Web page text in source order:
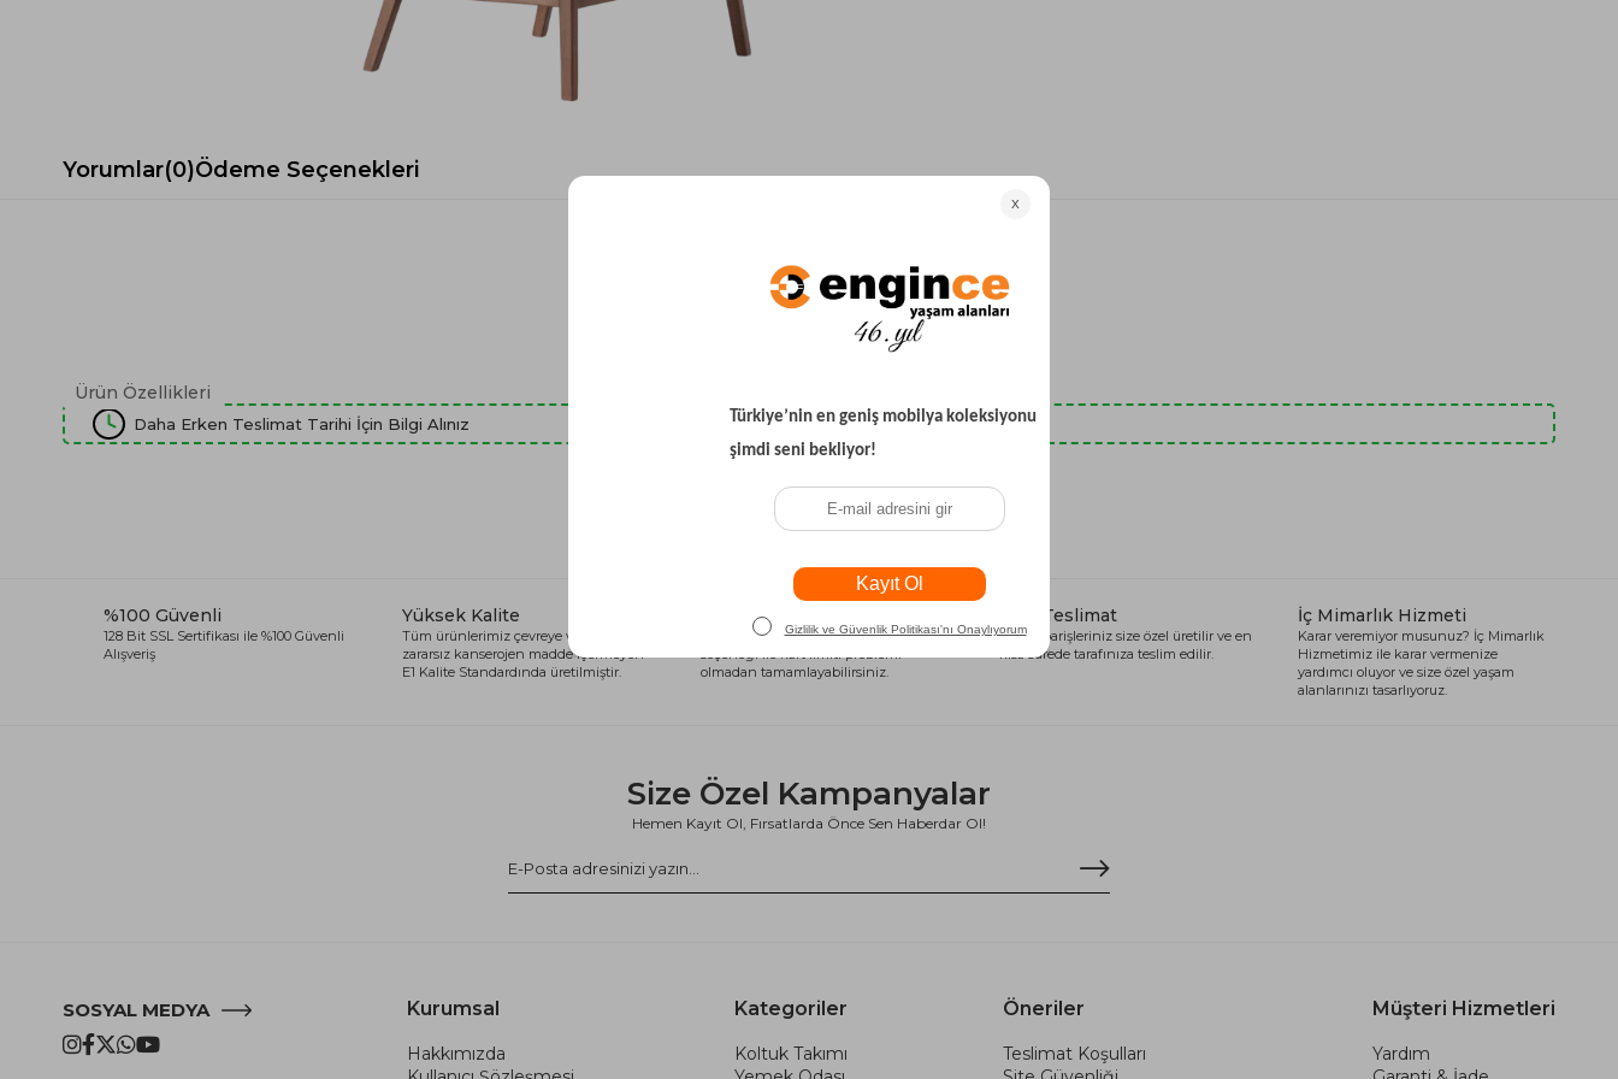
Ev Tekstili
Gri TV Ünitesi
Dresuar
Yataklı Koltuk
Köşe Koltuk
Yorumlar(0)Ödeme Seçenekleri
Ürün Özellikleri
Daha Erken Teslimat Tarihi İçin Bilgi Alınız
Son Baktıklarınız
%100 Güvenli
128 Bit SSL Sertifikası ile %100 Güvenli
Alışveriş
Yüksek Kalite
Tüm ürünlerimiz çevreye ve sağlığa
zararsız kanserojen madde içermeyen
E1 Kalite Standardında üretilmiştir.
Alışveriş Kredisi
Siparişlerinizi anında alışveriş kredisi
seçeneği ile kart limiti problemi
olmadan tamamlayabilirsiniz.
Hızlı Teslimat
Tüm siparişleriniz size özel üretilir ve en
kısa sürede tarafınıza teslim edilir.
İç Mimarlık Hizmeti
Karar veremiyor musunuz? İç Mimarlık
Hizmetimiz ile karar vermenize
yardımcı oluyor ve size özel yaşam
alanlarınızı tasarlıyoruz.
Size Özel Kampanyalar
Hemen Kayıt Ol, Fırsatlarda Önce Sen Haberdar Ol!
SOSYAL MEDYA Kurumsal
Hakkımızda
Kategoriler
Koltuk Takımı
Öneriler
Teslimat Koşulları
Müşteri Hizmetleri
Yardım